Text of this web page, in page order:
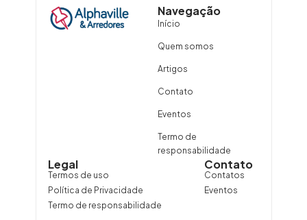
Navegação
Início
Quem somos
Artigos
Contato
Eventos
Termo de
responsabilidade
Contato
Contatos
Eventos
Legal
Termos de uso
Política de Privacidade
Termo de responsabilidade